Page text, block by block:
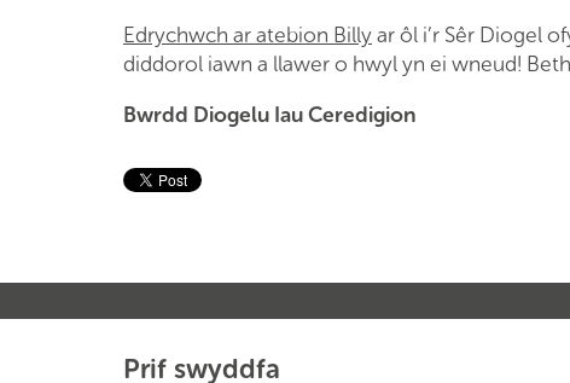
Edrychwch ar atebion Billyar ôl i’r Sêr Diogel
diddorol iawn a llawer o hwyl yn ei wneud!
Bwrdd Diogelu Iau Ceredigion
Prif swyddfa